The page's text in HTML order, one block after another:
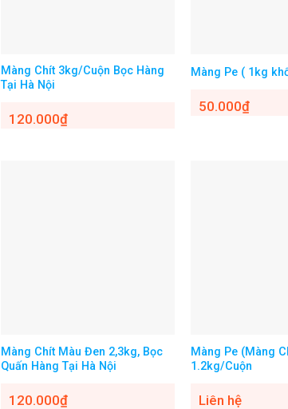
Màng Chít 3kg/Cuộn Bọc Hàng
Tại Hà Nội
120.000₫
Màng Pe ( 1kg
50.000₫
Màng Chít Màu Đen 2,3kg, Bọc
Quấn Hàng Tại Hà Nội
120.000₫
Màng Pe (Màng
1.2kg/Cuộn
Liên hệ